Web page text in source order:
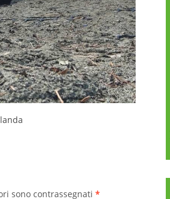
sono contrassegnati *